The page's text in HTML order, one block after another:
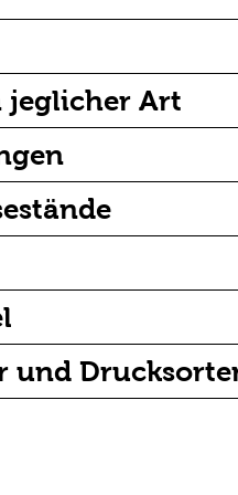
jeglicher Art
und